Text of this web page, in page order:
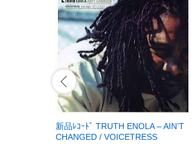
新品ﾚｺｰﾄﾞ TRUTH ENOLA – AIN’T
CHANGED / VOICETRESS